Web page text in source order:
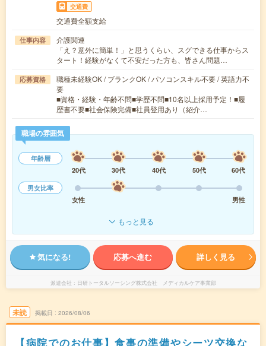
交通費
交通費全額支給
仕事内容
介護関連
「え？意外に簡単！」と思うくらい、スグできる仕事からス
タート！経験がなくて不安だった方も、皆さん問題…
応募資格
職種未経験OK / ブランクOK / パソコンスキル不要 / 英語力不
要
■資格・経験・年齢不問■学歴不問■10名以上採用予定！■履
歴書不要■社会保険完備■社員登用あり（紹介…
職場の雰囲気
年齢層
20代
30代 40代 50代
60代
男女比率
女性
男性
もっと見る
気になる! 応募へ進む 詳しく見る
派遣会社 日研トータルソーシング株式会社 メディカルケア事業部
未読 掲載日 2026/08/06
【病院でのお仕事】食事の準備やシーツ交換な